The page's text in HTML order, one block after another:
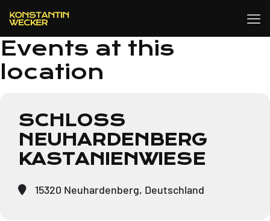
Events at this
location
SCHLOSS
NEUHARDENBERG
KASTANIENWIESE
15320 Neuhardenberg, Deutschland